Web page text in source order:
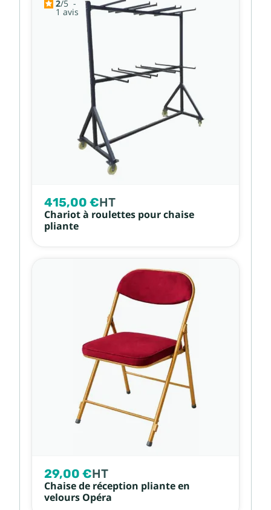
2/5 -
1 avis
415,00 €HT
Chariot à roulettes pour chaise
pliante
29,00 €HT
Chaise de réception pliante en
velours Opéra